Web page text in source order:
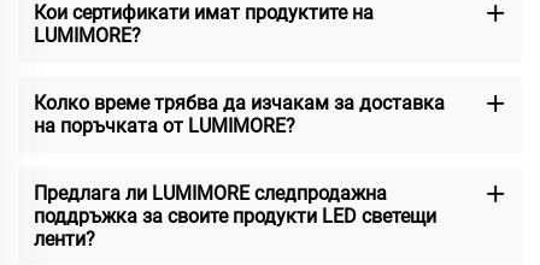
Кои сертификати имат продуктите на
LUMIMORE?
Колко време трябва да изчакам за доставка
на поръчката от LUMIMORE?
Предлага ли LUMIMORE следпродажна
поддръжка за своите продукти LED светещи
ленти?